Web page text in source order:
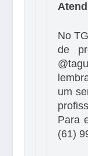
No
de
um
Para
(61)